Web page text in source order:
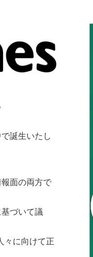
誕生いたし
面の両方で
づいて議
々に向けて正